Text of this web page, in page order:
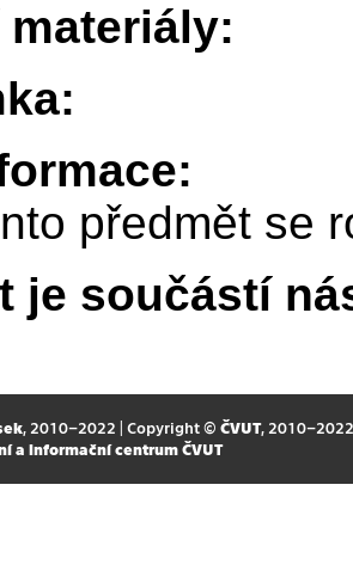
předmět se
je součástí
, 2010–2022 | Copyright © ČVUT, 2010–2022
a informační centrum ČVUT